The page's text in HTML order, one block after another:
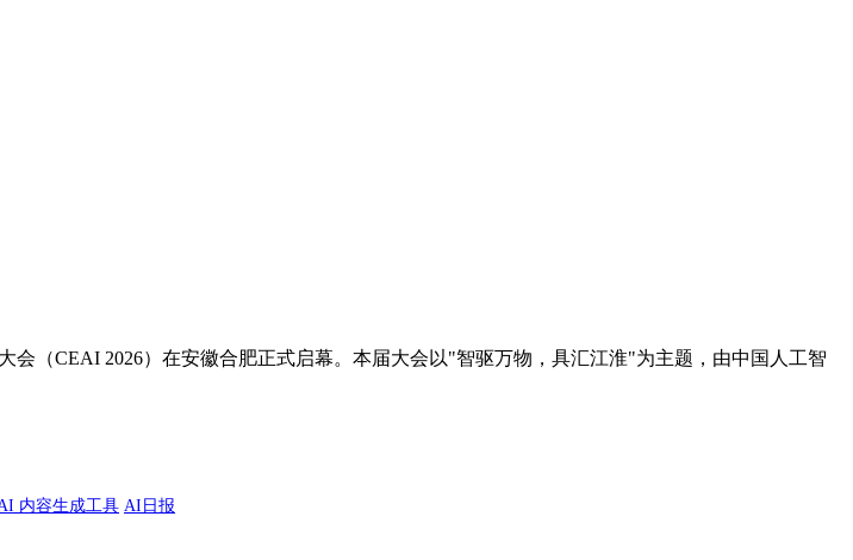
（CEAI 2026）在安徽合肥正式启幕。本届大会以"智驱万物，具汇江淮"为主题，由中国人工智
内容生成工具 AI日报